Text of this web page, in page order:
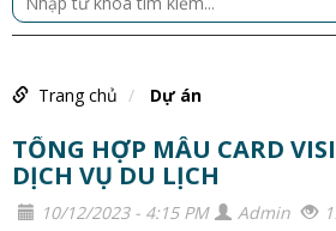
Trang chủ Dự án
TỔNG HỢP MẪU CARD
DỊCH VỤ DU LỊCH
10/12/2023 - 4:15 PM Admin